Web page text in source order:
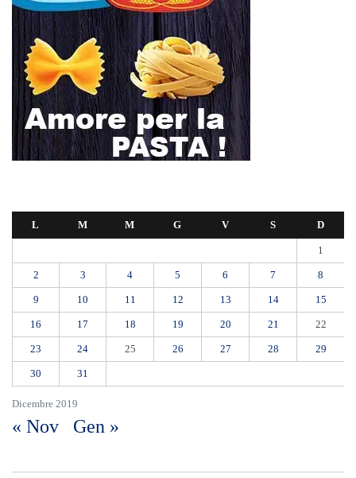
Dicembre 2019
L M M G V S D
1
2 3 4 5 6 7 8
9 10 11 12 13 14 15
16 17 18 19 20 21 22
23 24 25 26 27 28 29
30 31
« Nov Gen »